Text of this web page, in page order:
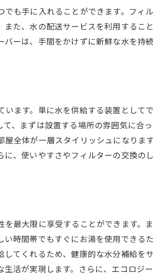
ーターサーバーの選び方
家庭とオフィスのインテリアに調和
いウォーターサーバーのトレンド
ーがもたらす空間の美化効果
択で個性を演出
温水と冷水機能で時短を実現しよう
を供給する技術
ウォーターサーバーの活用術
ウォーターサーバーの未来
ーの省エネ機能を知る
最大限に引き出す使い方
エネ設計のウォーターサーバー
も手に入れることができます。フィ
た、水の配送サービスを利用するこ
ーは、手間をかけずに新鮮な水を持
ます。単に水を供給する装置として
、まずは設置する場所の雰囲気に合
全体が一層スタイリッシュになりま
、使いやすさやフィルターの交換の
最大限に享受することができます。
時間帯でもすぐにお湯を使用できる
てくれるため、健康的な水分補給を
活が実現します。さらに、エコロジ